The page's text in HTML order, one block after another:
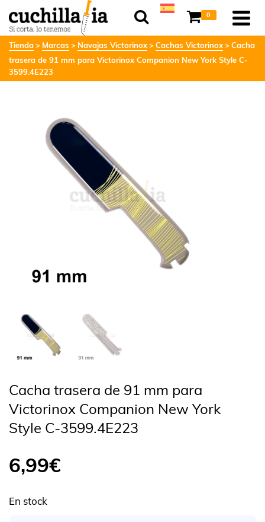
0
Tienda Marcas Navajas Victorinox Cachas Victorinox
Cacha
trasera de 91 mm para Victorinox Companion New York Style C-
3599.4E223
Cacha trasera de 91 mm para
Victorinox Companion New York
Style C-3599.4E223
6,99€
En stock